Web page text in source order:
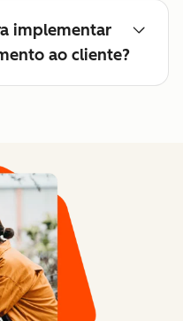
implementar
ao cliente?